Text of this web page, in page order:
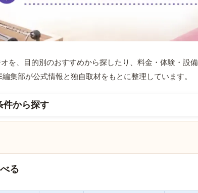
を、目的別のおすすめから探したり、料金・体験・設
集部が公式情報と独自取材をもとに整理しています。
件から探す
る